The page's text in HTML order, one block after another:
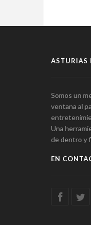
ASTURIAS
Somos un
ventana al
Una
de dentro y
EN